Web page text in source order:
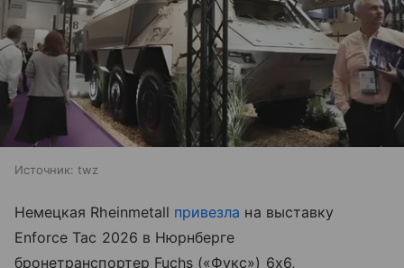
Источник: twz
Немецкая Rheinmetall привезла на выставку
Enforce Tac 2026 в Нюрнберге
бронетранспортер Fuchs («Фукс») 6x6,